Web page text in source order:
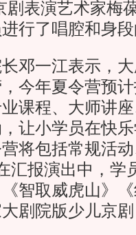
剧表演艺术家梅
行了唱腔和身
一江表示，大
今年夏令营预
课程、大师讲
让小学员在快
将包括常规活
汇报演出中，学
智取威虎山》
剧院版少儿京